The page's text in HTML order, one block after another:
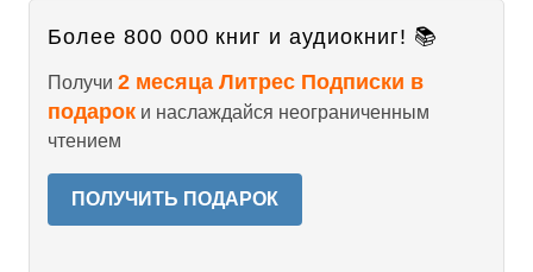
Более 800 000 книг и аудиокниг! 📚
Получи 2 месяца Литрес Подписки в
подарок и наслаждайся неограниченным
чтением
ПОЛУЧИТЬ ПОДАРОК